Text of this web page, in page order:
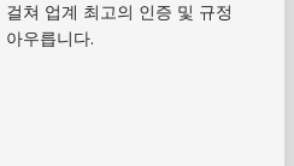
쳐 업계 최고의 인증 및 규정
우릅니다.